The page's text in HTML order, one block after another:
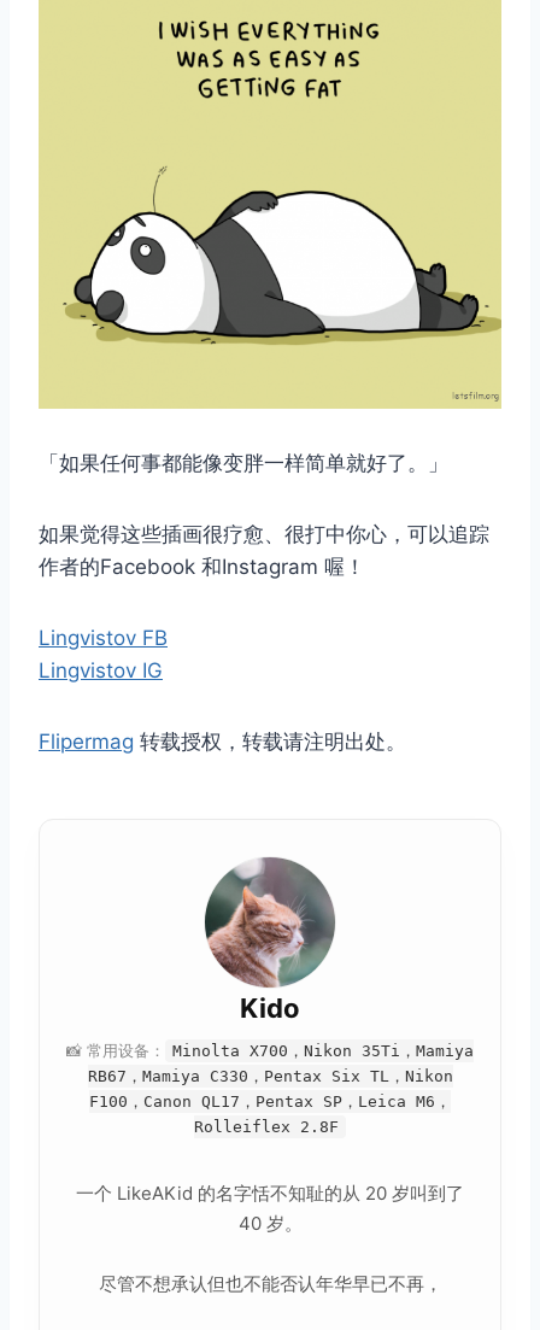
「如果任何事都能像变胖一样简单就好了。」
如果觉得这些插画很疗愈、很打中你心，可以追踪
作者的Facebook 和Instagram 喔！
Lingvistov FB
Lingvistov IG
Flipermag 转载授权，转载请注明出处。
Kido
📸 常用设备：
Minolta X700，Nikon 35Ti，Mamiya
RB67，Mamiya C330，Pentax Six TL，Nikon
F100，Canon QL17，Pentax SP，Leica M6，
Rolleiflex 2.8F
一个 LikeAKid 的名字恬不知耻的从 20 岁叫到了
40 岁。
尽管不想承认但也不能否认年华早已不再，